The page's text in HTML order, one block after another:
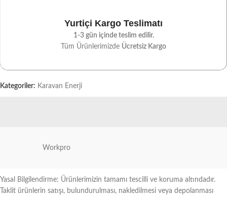
Yurtiçi Kargo Teslimatı
1-3 gün içinde teslim edilir.
Tüm Ürünlerimizde Ücretsiz Kargo
Kategoriler: Karavan Enerji
Workpro
Yasal Bilgilendirme: Ürünlerimizin tamamı tescilli ve koruma altındadır.
Taklit ürünlerin satışı, bulundurulması, nakledilmesi veya depolanması